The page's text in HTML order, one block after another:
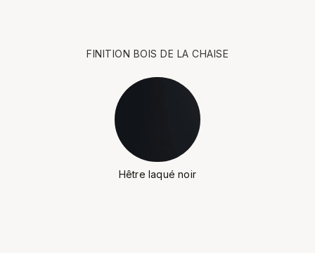
FINITION BOIS DE LA CHAISE
Hêtre laqué noir